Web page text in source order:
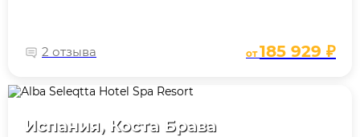
2 отзыва от185 929 ₽
Испания, Коста Брава